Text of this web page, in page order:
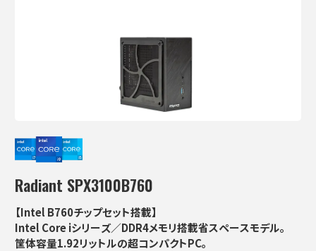
Radiant SPX3100B760
【Intel B760チップセット搭載】
Intel Core iシリーズ／DDR4メモリ搭載省スペースモデル。
筐体容量1.92リットルの超コンパクトPC。